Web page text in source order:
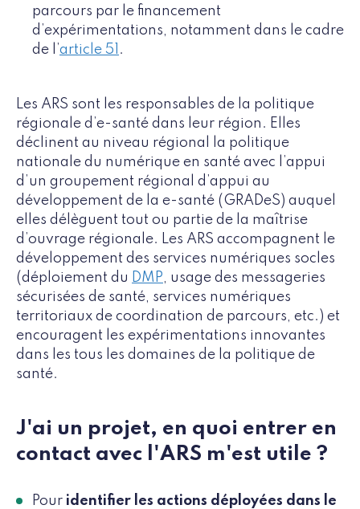
parcours par le financement
d’expérimentations, notamment dans le cadre
de l’article 51 .
Les ARS sont les responsables de la politique
régionale d’e-santé dans leur région. Elles
déclinent au niveau régional la politique
nationale du numérique en santé avec l’appui
d’un groupement régional d’appui au
développement de la e-santé (GRADeS) auquel
elles délèguent tout ou partie de la maîtrise
d’ouvrage régionale. Les ARS accompagnent le
développement des services numériques socles
(déploiement du DMP, usage des messageries
sécurisées de santé, services numériques
territoriaux de coordination de parcours, etc.) et
encouragent les expérimentations innovantes
dans les tous les domaines de la politique de
santé.
J'ai un projet, en quoi entrer en
contact avec l'ARS m'est utile ?
Pour identifier les actions déployées dans le